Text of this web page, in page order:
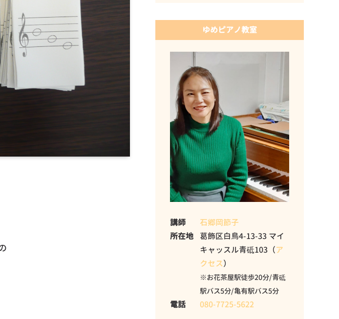
ゆめピアノ教室
講師
石郷岡節子
所在地
葛飾区白鳥4-13-33 マイ
キャッスル青砥103（ア
クセス）
※お花茶屋駅徒歩20分/青砥
駅バス5分/亀有駅バス5分
電話 080-7725-5622